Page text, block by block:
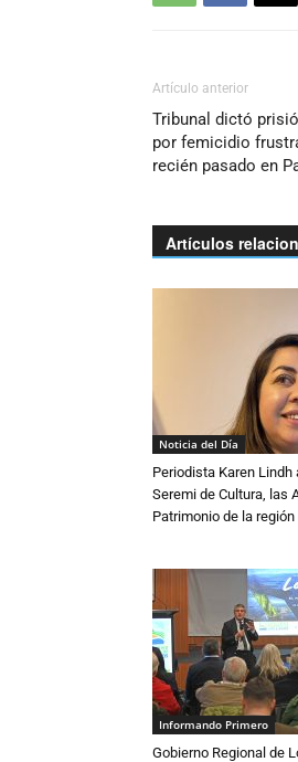
Artículo anterior
Tribunal dictó
por femicidio
recién pasado en
Artículos
Noticia del Día
Periodista Karen
Seremi de Cultura, las
Patrimonio de la
Informando Primero
Gobierno Regional de